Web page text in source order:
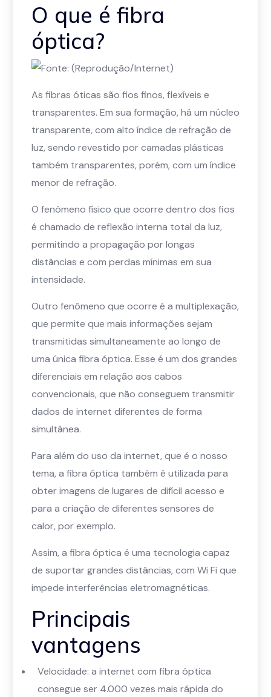
O que é fibra
óptica?
As fibras óticas são fios finos, flexíveis e
transparentes. Em sua formação, há um núcleo
transparente, com alto índice de refração de
luz, sendo revestido por camadas plásticas
também transparentes, porém, com um índice
menor de refração.
O fenômeno físico que ocorre dentro dos fios
é chamado de reflexão interna total da luz,
permitindo a propagação por longas
distâncias e com perdas mínimas em sua
intensidade.
Outro fenômeno que ocorre é a multiplexação,
que permite que mais informações sejam
transmitidas simultaneamente ao longo de
uma única fibra óptica. Esse é um dos grandes
diferenciais em relação aos cabos
convencionais, que não conseguem transmitir
dados de internet diferentes de forma
simultânea.
Para além do uso da internet, que é o nosso
tema, a fibra óptica também é utilizada para
obter imagens de lugares de difícil acesso e
para a criação de diferentes sensores de
calor, por exemplo.
Assim, a fibra óptica é uma tecnologia capaz
de suportar grandes distâncias, com Wi Fi que
impede interferências eletromagnéticas.
Principais
vantagens
Velocidade: a internet com fibra óptica
consegue ser 4.000 vezes mais rápida do